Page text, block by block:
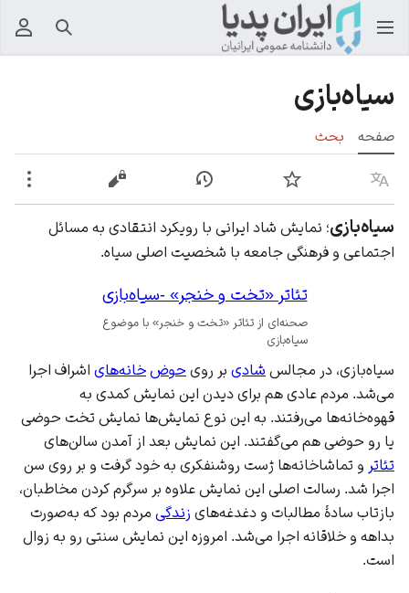
جستجو
سیاه‌بازی
صفحه بحث
زبان پیگیری نمایش تاریخچهنمایش مبدأ
سیاه‌بازی؛ نمایش شاد ایرانی با رویکرد انتقادی به مسائل
اجتماعی و فرهنگی جامعه با شخصیت اصلی سیاه.
تئاتر «تخت و خنجر» -سیاه‌بازی
صحنه‌ای از تئاتر «تخت و خنجر» با موضوع
سیاه‌بازی
سیاه‌بازی، در مجالس شادی بر روی حوض خانه‌های اشراف اجرا
می‌شد. مردم عادی هم برای دیدن این نمایش کمدی به
قهوه‌خانه‌ها می‌رفتند. به این نوع نمایش‌ها نمایش تخت حوضی
یا رو حوضی هم می‌گفتند. این نمایش بعد از آمدن سالن‌های
تئاتر و تماشاخانه‌ها ژست روشنفکری به خود گرفت و بر روی سن
اجرا شد. رسالت اصلی این نمایش علاوه بر سرگرم کردن مخاطبان،
بازتاب سادهٔ مطالبات و دغدغه‌های زندگی مردم بود که به‌صورت
بداهه و خلاقانه اجرا می‌شد. امروزه این نمایش سنتی رو به زوال
است.